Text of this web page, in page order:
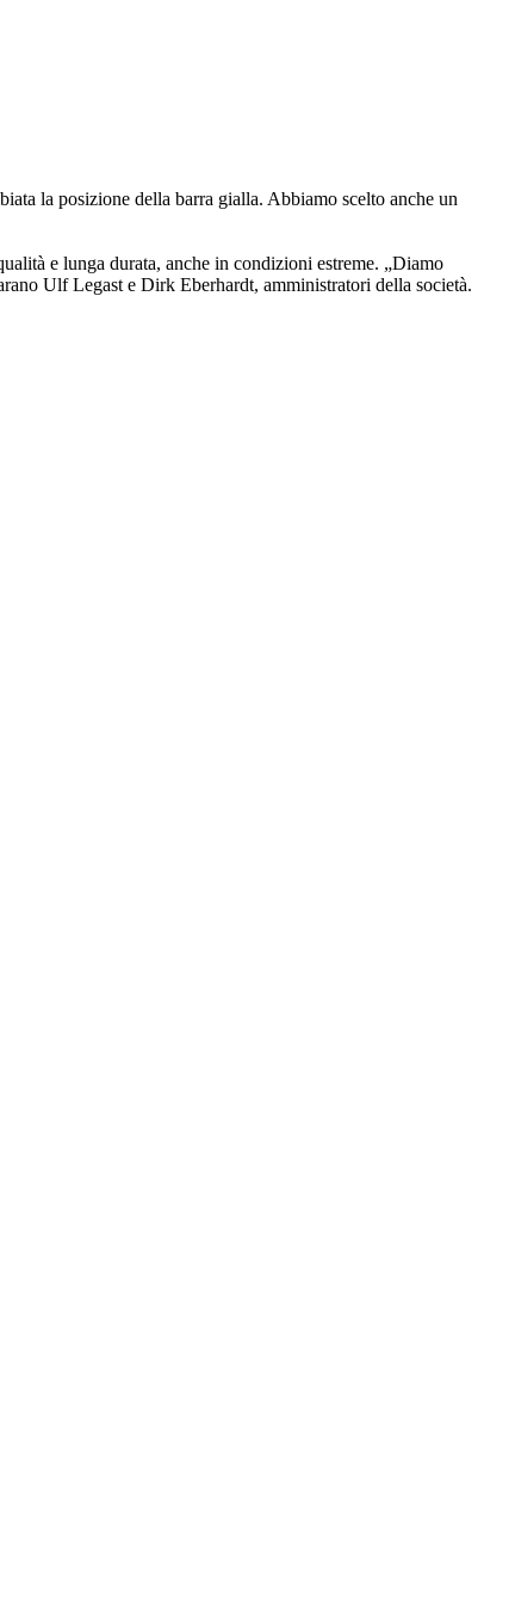
la posizione della barra gialla. Abbiamo scelto anche un
e lunga durata, anche in condizioni estreme. „Diamo
Ulf Legast e Dirk Eberhardt, amministratori della società.